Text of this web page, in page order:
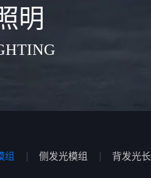
明
组 侧发光模组 背发光